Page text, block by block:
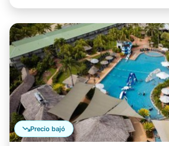
Precio bajó